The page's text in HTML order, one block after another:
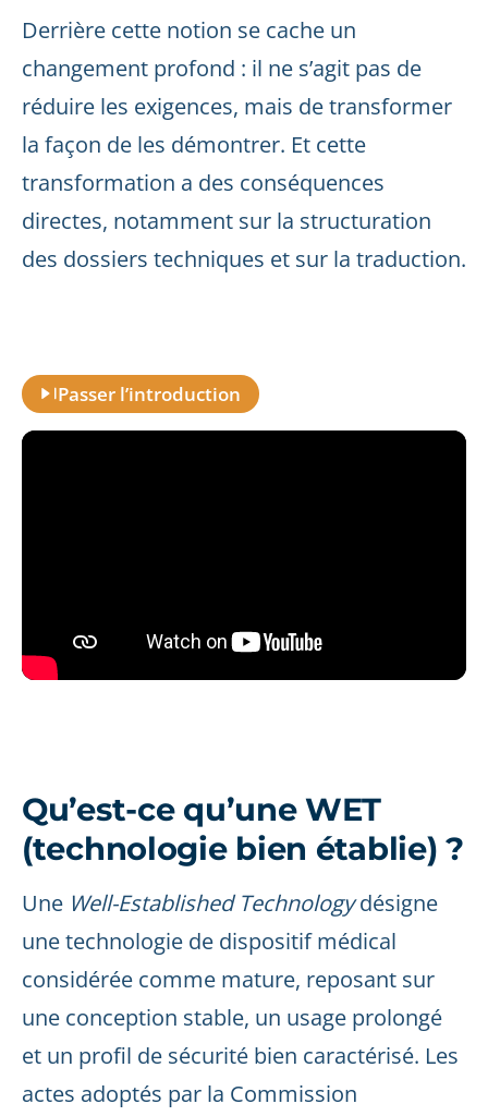
Derrière cette notion se cache un
changement profond : il ne s’agit pas de
réduire les exigences, mais de transformer
la façon de les démontrer. Et cette
transformation a des conséquences
directes, notamment sur la structuration
des dossiers techniques et sur la traduction.
Passer l’introduction
Qu’est-ce qu’une WET
(technologie bien établie) ?
Une Well-Established Technologydésigne
une technologie de dispositif médical
considérée comme mature, reposant sur
une conception stable, un usage prolongé
et un profil de sécurité bien caractérisé. Les
actes adoptés par la Commission